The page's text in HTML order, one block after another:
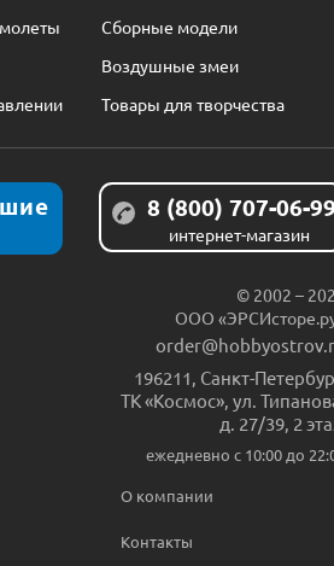
Сборные модели
Воздушные змеи
Товары для творчества
8 (800) 707-06-
интернет-магазин
© 2002 –
ООО
196211, Санкт-
ТК «Космос», ул.
д. 27/39, 2
ежедневно c 10:00 до
О компании
Контакты